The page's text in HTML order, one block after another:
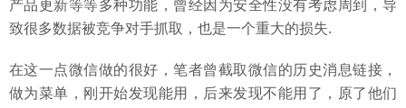
产品更新等等多种功能，曾经因为安全性没有考虑周到，导
致很多数据被竞争对手抓取，也是一个重大的损失.
在这一点微信做的很好，笔者曾截取微信的历史消息链接，
做为菜单，刚开始发现能用，后来发现不能用了，原了他们